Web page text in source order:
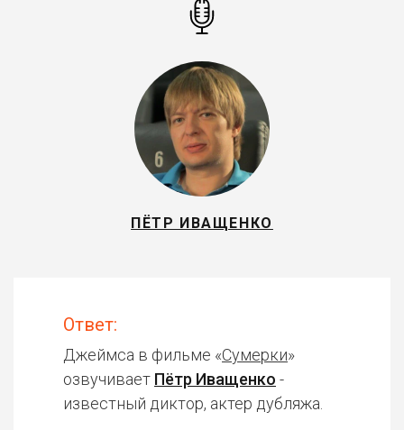
ПЁТР ИВАЩЕНКО
Ответ:
Джеймса в фильме «Сумерки»
озвучивает Пётр Иващенко -
известный диктор, актер дубляжа.